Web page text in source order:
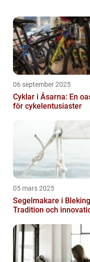
inklusive en
06 september 2025
Cyklar i Åsarna: En
för cykelentusiaster
05 mars 2025
Segelmakare i
Tradition och